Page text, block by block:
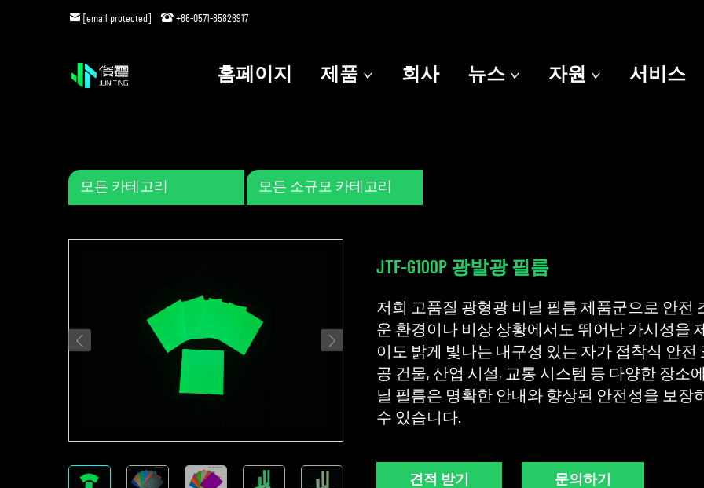
[email protected] +86-0571-85826917
홈페이지 제품 회사 뉴스 자원 서비스
모든 카테고리 모든 소규모 카테고리
JTF-G100P 광발광 필름
저희 고품질 광형광 비닐 필름 제품군으로 안전
운 환경이나 비상 상황에서도 뛰어난 가시성을
이도 밝게 빛나는 내구성 있는 자가 접착식 안
공 건물, 산업 시설, 교통 시스템 등 다양한 장소
닐 필름은 명확한 안내와 향상된 안전성을 보장
수 있습니다.
견적 받기 문의하기